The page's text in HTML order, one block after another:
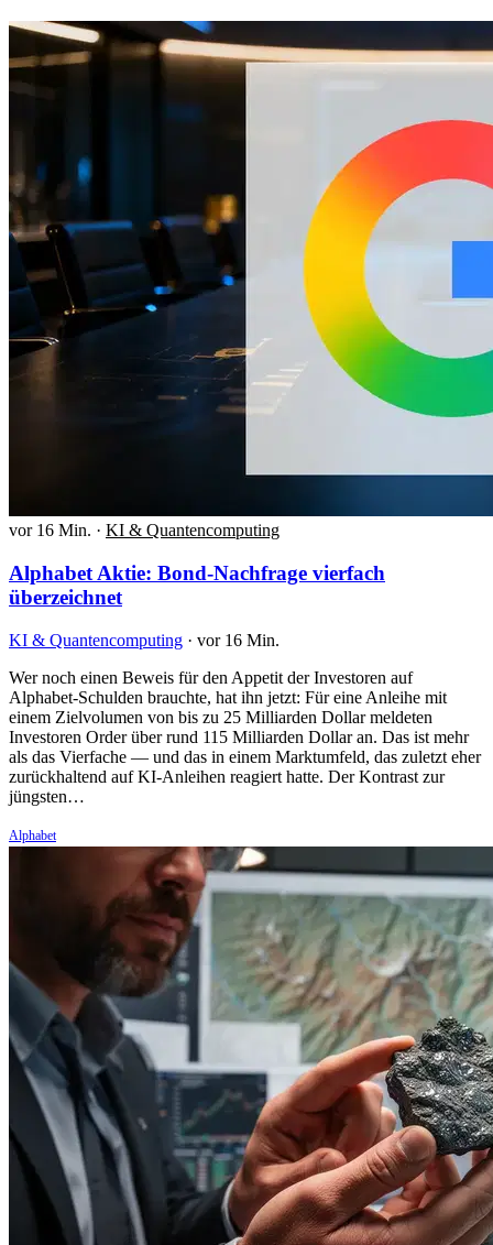
vor 16 Min. · KI & Quantencomputing
Alphabet Aktie: Bond-Nachfrage vierfach
überzeichnet
KI & Quantencomputing · vor 16 Min.
Wer noch einen Beweis für den Appetit der Investoren auf
Alphabet-Schulden brauchte, hat ihn jetzt: Für eine Anleihe mit
einem Zielvolumen von bis zu 25 Milliarden Dollar meldeten
Investoren Order über rund 115 Milliarden Dollar an. Das ist mehr
als das Vierfache — und das in einem Marktumfeld, das zuletzt eher
zurückhaltend auf KI-Anleihen reagiert hatte. Der Kontrast zur
jüngsten…
Alphabet